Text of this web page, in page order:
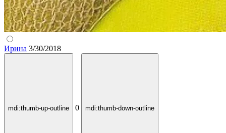
Ирина 3/30/2018
mdi:thumb-up-outline 0 mdi:thumb-down-outline